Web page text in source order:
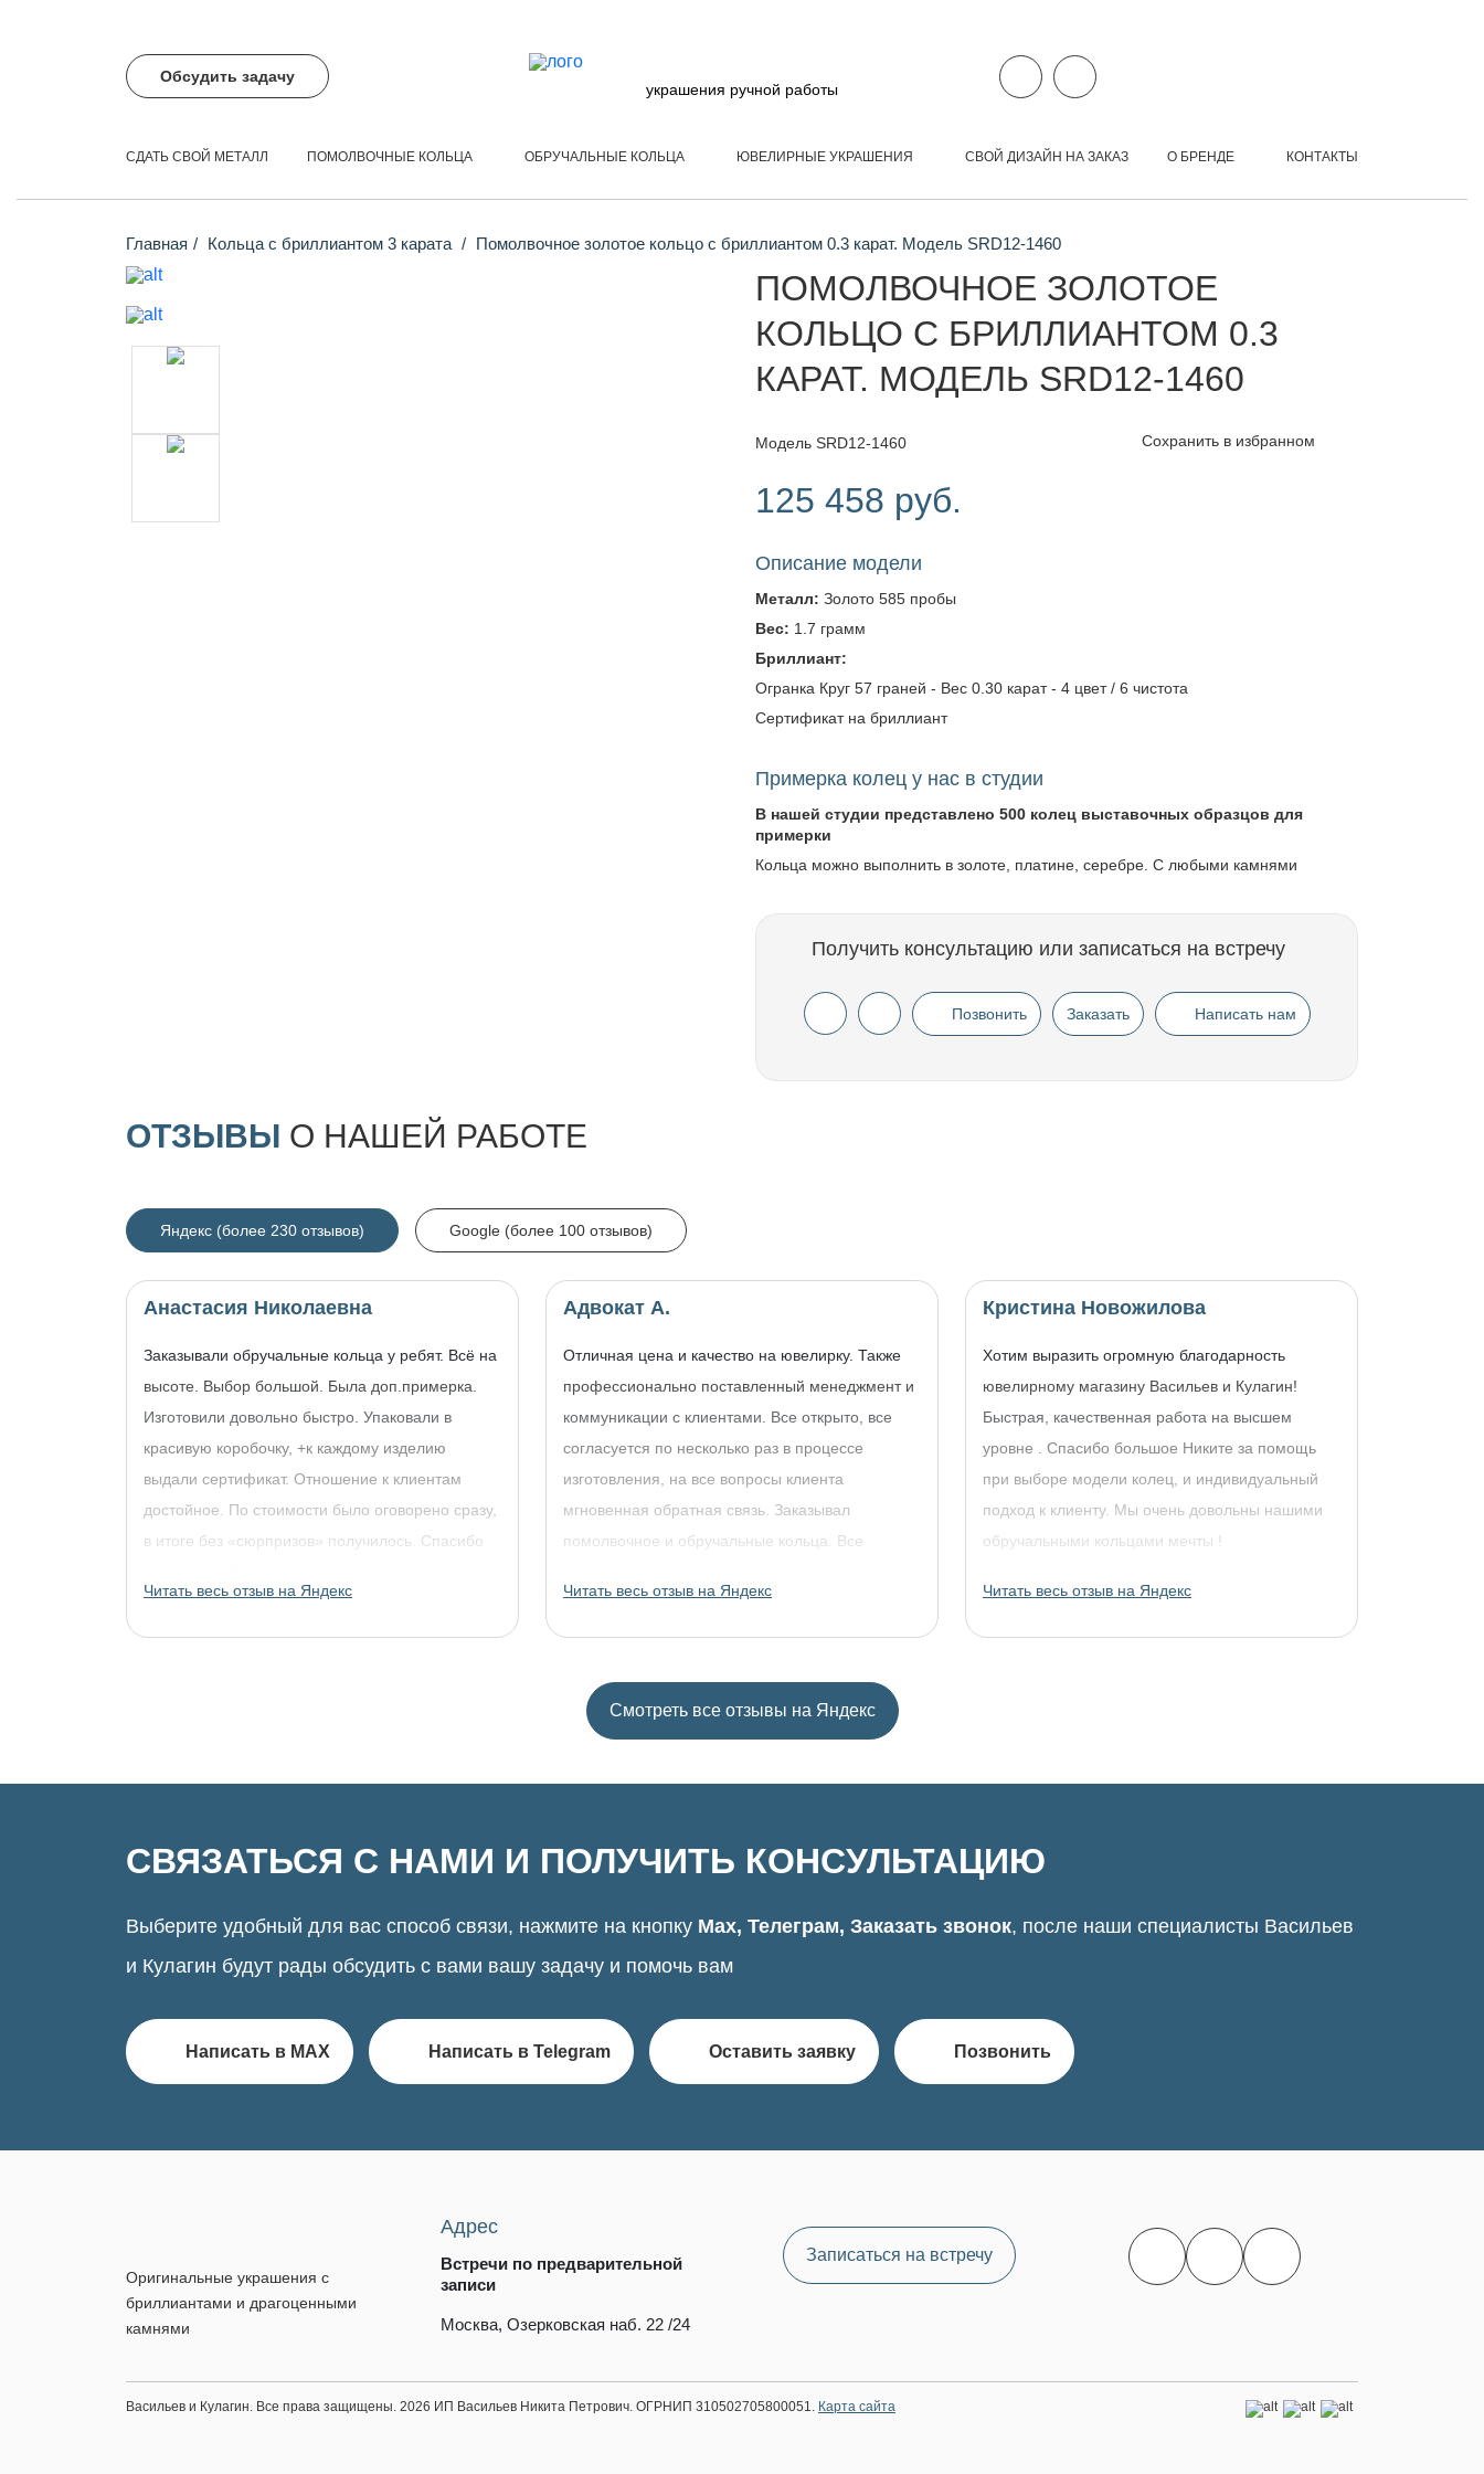
Обсудить задачу
украшения ручной работы
СДАТЬ СВОЙ МЕТАЛЛ ПОМОЛВОЧНЫЕ КОЛЬЦА ОБРУЧАЛЬНЫЕ КОЛЬЦА ЮВЕЛИРНЫЕ УКРАШЕНИЯ СВОЙ ДИЗАЙН НА ЗАКАЗ О БРЕНДЕ КОНТАКТЫ
Главная Кольца с бриллиантом 3 карата Помолвочное золотое кольцо с бриллиантом 0.3 карат. Модель SRD12-1460
ПОМОЛВОЧНОЕ ЗОЛОТОЕ
КОЛЬЦО С БРИЛЛИАНТОМ 0.3
КАРАТ. МОДЕЛЬ SRD12-1460
Модель SRD12-1460 Сохранить в избранном
125 458 руб.
Описание модели
Металл: Золото 585 пробы
Вес: 1.7 грамм
Бриллиант:
Огранка Круг 57 граней - Вес 0.30 карат - 4 цвет / 6 чистота
Сертификат на бриллиант
Примерка колец у нас в студии
В нашей студии представлено 500 колец выставочных образцов для
примерки
Кольца можно выполнить в золоте, платине, серебре. С любыми камнями
Получить консультацию или записаться на встречу
Позвонить Заказать Написать нам
ОТЗЫВЫ О НАШЕЙ РАБОТЕ
Яндекс (более 230 отзывов) Google (более 100 отзывов)
Анастасия Николаевна
Заказывали обручальные кольца у ребят. Всё на
высоте. Выбор большой. Была доп.примерка.
Изготовили довольно быстро. Упаковали в
красивую коробочку, +к каждому изделию
выдали сертификат. Отношение к клиентам
достойное. По стоимости было оговорено сразу,
в итоге без «сюрпризов» получилось. Спасибо
украшениями!
Читать весь отзыв на Яндекс
Адвокат А.
Отличная цена и качество на ювелирку. Также
профессионально поставленный менеджмент и
коммуникации с клиентами. Все открыто, все
согласуется по несколько раз в процессе
изготовления, на все вопросы клиента
мгновенная обратная связь. Заказывал
помолвочное и обручальные кольца. Все
Читать весь отзыв на Яндекс
Кристина Новожилова
Хотим выразить огромную благодарность
ювелирному магазину Васильев и Кулагин!
Быстрая, качественная работа на высшем
уровне . Спасибо большое Никите за помощь
при выборе модели колец, и индивидуальный
подход к клиенту. Мы очень довольны нашими
обручальными кольцами мечты !
Читать весь отзыв на Яндекс
Смотреть все отзывы на Яндекс
СВЯЗАТЬСЯ С НАМИ И ПОЛУЧИТЬ КОНСУЛЬТАЦИЮ
Выберите удобный для вас способ связи, нажмите на кнопку Max, Телеграм, Заказать звонок, после наши специалисты Васильев
и Кулагин будут рады обсудить с вами вашу задачу и помочь вам
Написать в MAX Написать в Telegram Оставить заявку Позвонить
Оригинальные украшения с
бриллиантами и драгоценными
камнями
Адрес
Встречи по предварительной
записи
Москва, Озерковская наб. 22 /24
Записаться на встречу
Васильев и Кулагин. Все права защищены. 2026 ИП Васильев Никита Петрович. ОГРНИП 310502705800051. Карта сайта